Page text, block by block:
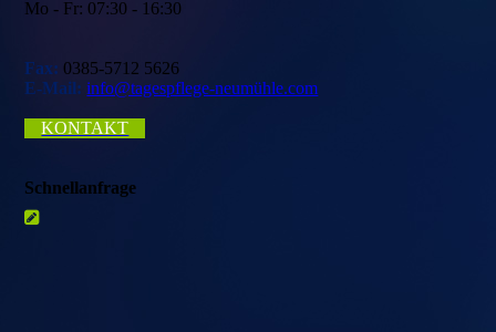
Mo - Fr: 07:30 - 16:30
Fax: 0385-5712 5626
E-Mail:info@tagespflege-neumühle.com
KONTAKT
Schnellanfrage